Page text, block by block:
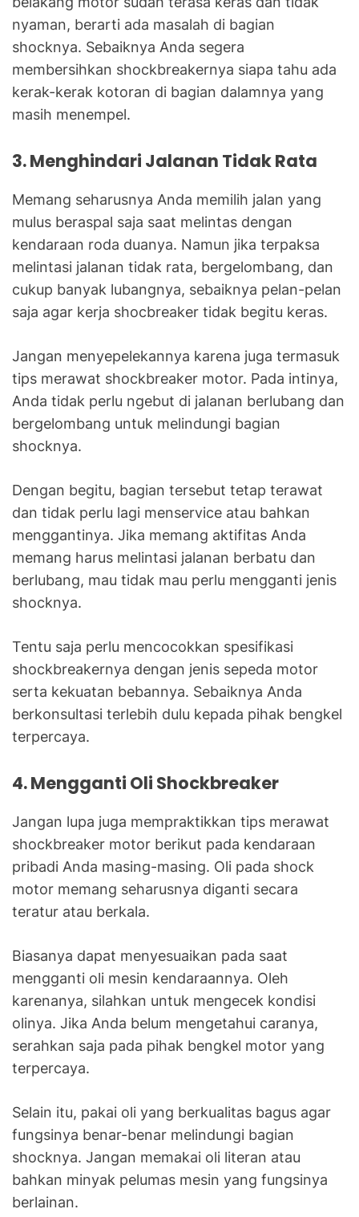
nyaman, berarti ada masalah di bagian
shocknya. Sebaiknya Anda segera
membersihkan shockbreakernya siapa tahu ada
kerak-kerak kotoran di bagian dalamnya yang
masih menempel.
3. Menghindari Jalanan Tidak Rata
Memang seharusnya Anda memilih jalan yang
mulus beraspal saja saat melintas dengan
kendaraan roda duanya. Namun jika terpaksa
melintasi jalanan tidak rata, bergelombang, dan
cukup banyak lubangnya, sebaiknya pelan-pelan
saja agar kerja shocbreaker tidak begitu keras.
Jangan menyepelekannya karena juga termasuk
tips merawat shockbreaker motor. Pada intinya,
Anda tidak perlu ngebut di jalanan berlubang dan
bergelombang untuk melindungi bagian
shocknya.
Dengan begitu, bagian tersebut tetap terawat
dan tidak perlu lagi menservice atau bahkan
menggantinya. Jika memang aktifitas Anda
memang harus melintasi jalanan berbatu dan
berlubang, mau tidak mau perlu mengganti jenis
shocknya.
Tentu saja perlu mencocokkan spesifikasi
shockbreakernya dengan jenis sepeda motor
serta kekuatan bebannya. Sebaiknya Anda
berkonsultasi terlebih dulu kepada pihak bengkel
terpercaya.
4. Mengganti Oli Shockbreaker
Jangan lupa juga mempraktikkan tips merawat
shockbreaker motor berikut pada kendaraan
pribadi Anda masing-masing. Oli pada shock
motor memang seharusnya diganti secara
teratur atau berkala.
Biasanya dapat menyesuaikan pada saat
mengganti oli mesin kendaraannya. Oleh
karenanya, silahkan untuk mengecek kondisi
olinya. Jika Anda belum mengetahui caranya,
serahkan saja pada pihak bengkel motor yang
terpercaya.
Selain itu, pakai oli yang berkualitas bagus agar
fungsinya benar-benar melindungi bagian
shocknya. Jangan memakai oli literan atau
bahkan minyak pelumas mesin yang fungsinya
berlainan.